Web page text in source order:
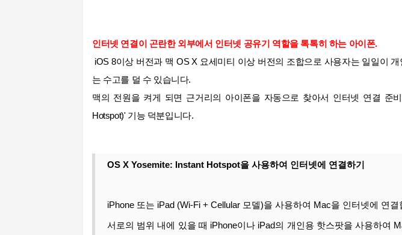
인터넷 연결이 곤란한외부에서 인터넷 공유기 역할을 톡톡히 하는 아이폰.
iOS 8이상 버전과 맥 OS X 요세미티 이상 버전의 조합으로 사용자는 일일이
는 수고를 덜 수 있습니다.
맥의 전원을 켜게 되면 근거리의 아이폰을 자동으로 찾아서 인터넷 연결 준
Hotspot)' 기능 덕분입니다.
OS X Yosemite: Instant Hotspot을 사용하여 인터넷에 연결하기
iPhone 또는 iPad (Wi-Fi + Cellular 모델)을 사용하여 Mac을 인터넷에 연결
서로의 범위 내에 있을 때 iPhone이나 iPad의 개인용 핫스팟을 사용하여